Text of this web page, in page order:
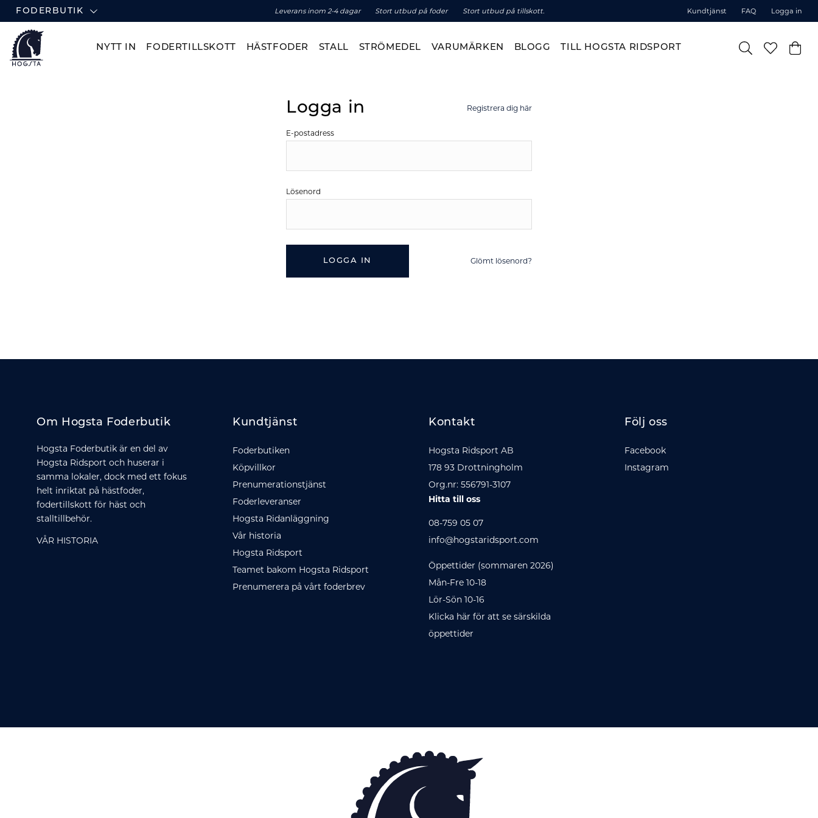
FODERBUTIK Leverans inom 2-4 dagar Stort utbud på foder Stort utbud på tillskott. Kundtjänst FAQ Logga in
NYTT IN FODERTILLSKOTT HÄSTFODER STALL STRÖMEDEL VARUMÄRKEN BLOGG TILL HOGSTA RIDSPORT
Logga in Registrera dig här
E-postadress
Lösenord
LOGGA IN Glömt lösenord?
Om Hogsta Foderbutik
Hogsta Foderbutik är en del av
Hogsta Ridsport och huserar i
samma lokaler, dock med ett fokus
helt inriktat på hästfoder,
fodertillskott för häst och
stalltillbehör.
VÅR HISTORIA
Kundtjänst
Foderbutiken
Köpvillkor
Prenumerationstjänst
Foderleveranser
Hogsta Ridanläggning
Vår historia
Hogsta Ridsport
Teamet bakom Hogsta Ridsport
Prenumerera på vårt foderbrev
Kontakt
Hogsta Ridsport AB
178 93 Drottningholm
Org.nr: 556791-3107
Hitta till oss
08-759 05 07
info@hogstaridsport.com
Öppettider (sommaren 2026)
Mån-Fre 10-18
Lör-Sön 10-16
Klicka här för att se särskilda
öppettider
Följ oss
Facebook
Instagram